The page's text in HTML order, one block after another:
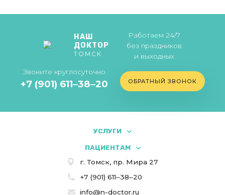
НАШ
ДОКТОР
ТОМСК
Работаем 24/7
без праздников
и выходных
Звоните круглосуточно
+7 (901) 611‒38‒20 ОБРАТНЫЙ ЗВОНОК
УСЛУГИ
ПАЦИЕНТАМ
г. Томск, пр. Мира 27
+7 (901) 611‒38‒20
info@n-doctor.ru